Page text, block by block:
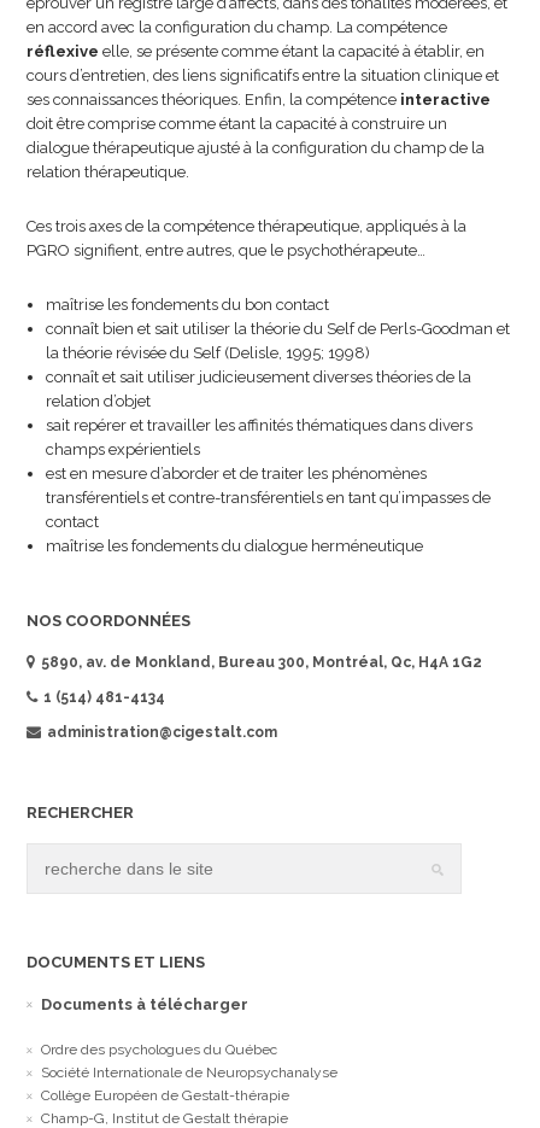
en accord avec la configuration du champ. La compétence
réflexive elle, se présente comme étant la capacité à établir, en
cours d’entretien, des liens significatifs entre la situation clinique et
ses connaissances théoriques. Enfin, la compétence interactive
doit être comprise comme étant la capacité à construire un
dialogue thérapeutique ajusté à la configuration du champ de la
relation thérapeutique.
Ces trois axes de la compétence thérapeutique, appliqués à la
PGRO signifient, entre autres, que le psychothérapeute…
maîtrise les fondements du bon contact
connaît bien et sait utiliser la théorie du Self de Perls-Goodman et
la théorie révisée du Self (Delisle, 1995; 1998)
connaît et sait utiliser judicieusement diverses théories de la
relation d’objet
sait repérer et travailler les affinités thématiques dans divers
champs expérientiels
est en mesure d’aborder et de traiter les phénomènes
transférentiels et contre-transférentiels en tant qu’impasses de
contact
maîtrise les fondements du dialogue herméneutique
NOS COORDONNÉES
5890, av. de Monkland, Bureau 300, Montréal, Qc, H4A 1G2
1 (514) 481-4134
administration@cigestalt.com
RECHERCHER
DOCUMENTS ET LIENS
Documents à télécharger
Ordre des psychologues du Québec
Société Internationale de Neuropsychanalyse
Collège Européen de Gestalt-thérapie
Champ-G, Institut de Gestalt thérapie